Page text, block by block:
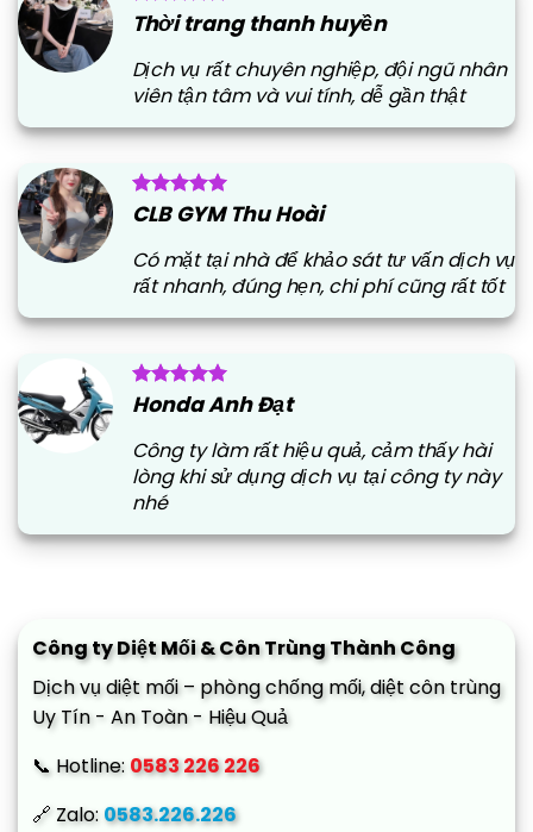
Thời trang thanh huyền
Dịch vụ rất chuyên nghiệp, đội ngũ nhân
viên tận tâm và vui tính, dễ gần thật
CLB GYM Thu Hoài
Có mặt tại nhà để khảo sát tư vấn dịch vụ
rất nhanh, đúng hẹn, chi phí cũng rất tốt
Honda Anh Đạt
Công ty làm rất hiệu quả, cảm thấy hài
lòng khi sử dụng dịch vụ tại công ty này
nhé
Công ty Diệt Mối & Côn Trùng Thành Công
Dịch vụ diệt mối – phòng chống mối, diệt côn trùng
Uy Tín - An Toàn - Hiệu Quả
📞 Hotline: 0583 226 226
🔗 Zalo: 0583.226.226